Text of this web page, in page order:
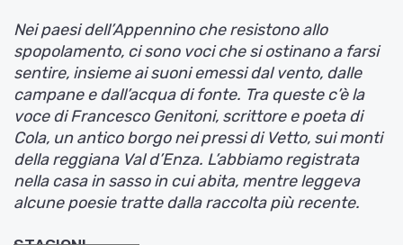
Nei paesi dell’Appennino che resistono allo
spopolamento, ci sono voci che si ostinano a farsi
sentire, insieme ai suoni emessi dal vento, dalle
campane e dall’acqua di fonte. Tra queste c’è la
voce di Francesco Genitoni, scrittore e poeta di
Cola, un antico borgo nei pressi di Vetto, sui monti
della reggiana Val d’Enza. L’abbiamo registrata
nella casa in sasso in cui abita, mentre leggeva
alcune poesie tratte dalla raccolta più recente.